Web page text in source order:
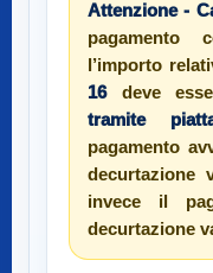
Attenzione -
pagamento
l’importo
16deve
tramite
pagamento
decurtazione
invece il
decurtazione